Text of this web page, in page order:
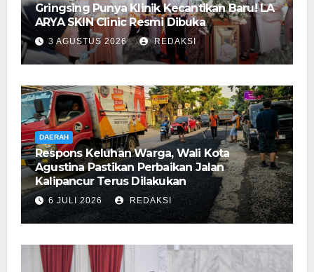
Gringsing Punya Klinik Kecantikan Baru! LA
ARYA SKIN Clinic Resmi Dibuka
3 AGUSTUS 2026 REDAKSI
DAERAH
Respons Keluhan Warga, Wali Kota
Agustina Pastikan Perbaikan Jalan
Kalipancur Terus Dilakukan
6 JULI 2026 REDAKSI